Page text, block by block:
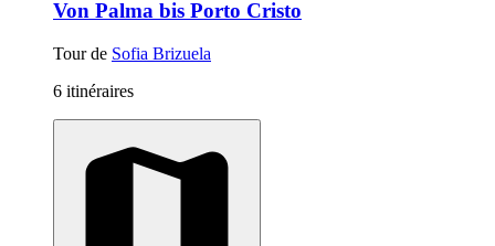
Von Palma bis Porto Cristo
Tour de Sofia Brizuela
6 itinéraires